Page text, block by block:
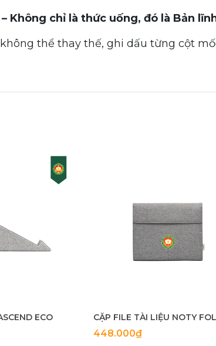
Không chỉ là thức uống, đó là Bản
thể thay thế, ghi dấu từng cột
ECO
448.000₫